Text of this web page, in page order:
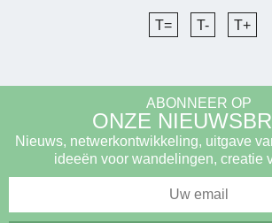
T= T- T+
ABONNEER OP
ONZE
Nieuws, netwerkontwikkeling, uitgave
ideeën voor wandelingen, creatie